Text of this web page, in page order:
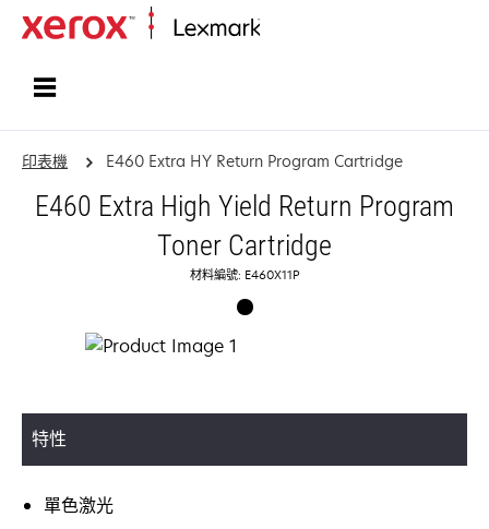
印表機 E460 Extra HY Return Program Cartridge
E460 Extra High Yield Return Program
Toner Cartridge
材料編號: E460X11P
特性
單色激光